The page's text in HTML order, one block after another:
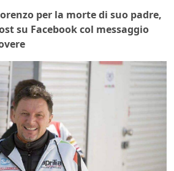
per la morte di suo padre,
su Facebook col messaggio